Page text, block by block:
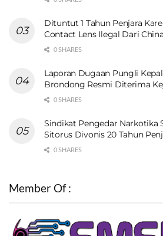
Dituntut 1 Tahun Penjara
Contact Lens Ilegal Dari China
0 SHARES
Laporan Dugaan Pungli
Brondong Resmi Diterima
0 SHARES
Sindikat Pengedar Narkotika
Sitorus Divonis 20 Tahun
0 SHARES
Member Of :